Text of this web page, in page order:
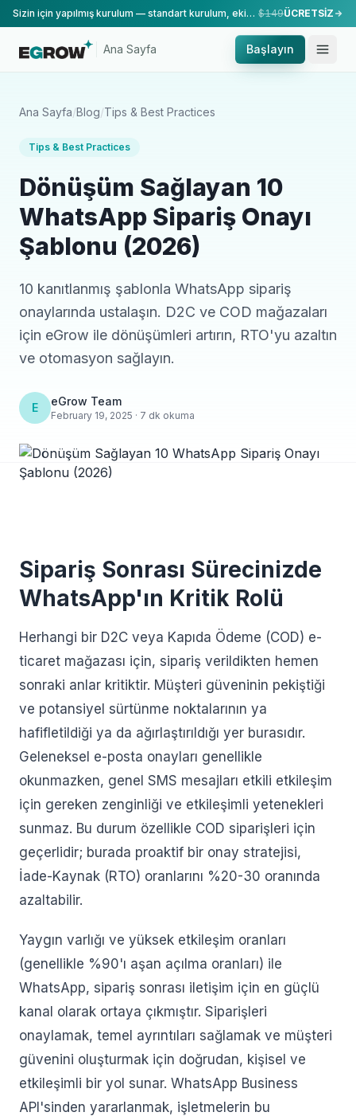
Sizin için yapılmış kurulum — standart kurulum, ekibimiz tarafından yapılır. $149ÜCRETSİZ
Ana Sayfa Başlayın
Ana Sayfa/Blog/Tips & Best Practices
Tips & Best Practices
Dönüşüm Sağlayan 10
WhatsApp Sipariş Onayı
Şablonu (2026)
10 kanıtlanmış şablonla WhatsApp sipariş
onaylarında ustalaşın. D2C ve COD mağazaları
için eGrow ile dönüşümleri artırın, RTO'yu azaltın
ve otomasyon sağlayın.
E eGrow Team
February 19, 2025 · 7 dk okuma
Sipariş Sonrası Sürecinizde
WhatsApp'ın Kritik Rolü
Herhangi bir D2C veya Kapıda Ödeme (COD) e-
ticaret mağazası için, sipariş verildikten hemen
sonraki anlar kritiktir. Müşteri güveninin pekiştiği
ve potansiyel sürtünme noktalarının ya
hafifletildiği ya da ağırlaştırıldığı yer burasıdır.
Geleneksel e-posta onayları genellikle
okunmazken, genel SMS mesajları etkili etkileşim
için gereken zenginliği ve etkileşimli yetenekleri
sunmaz. Bu durum özellikle COD siparişleri için
geçerlidir; burada proaktif bir onay stratejisi,
İade-Kaynak (RTO) oranlarını %20-30 oranında
azaltabilir.
Yaygın varlığı ve yüksek etkileşim oranları
(genellikle %90'ı aşan açılma oranları) ile
WhatsApp, sipariş sonrası iletişim için en güçlü
kanal olarak ortaya çıkmıştır. Siparişleri
onaylamak, temel ayrıntıları sağlamak ve müşteri
güvenini oluşturmak için doğrudan, kişisel ve
etkileşimli bir yol sunar. WhatsApp Business
API'sinden yararlanmak, işletmelerin bu